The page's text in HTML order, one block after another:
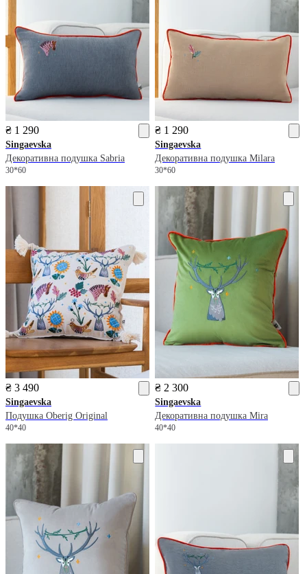
₴ 1 290
Singaevska
Декоративна подушка Sabria
30*60
₴ 1 290
Singaevska
Декоративна подушка Milara
30*60
₴ 3 490
Singaevska
Подушка Oberig Original
40*40
₴ 2 300
Singaevska
Декоративна подушка Mira
40*40